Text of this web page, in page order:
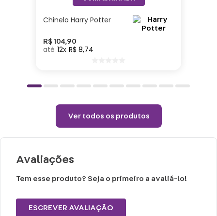
Chinelo Harry Potter
R$ 104,90
12 R$ 8,74
Ver todos os produtos
Avaliações
Tem esse produto? Seja o primeiro a avaliá-lo!
ESCREVER AVALIAÇÃO